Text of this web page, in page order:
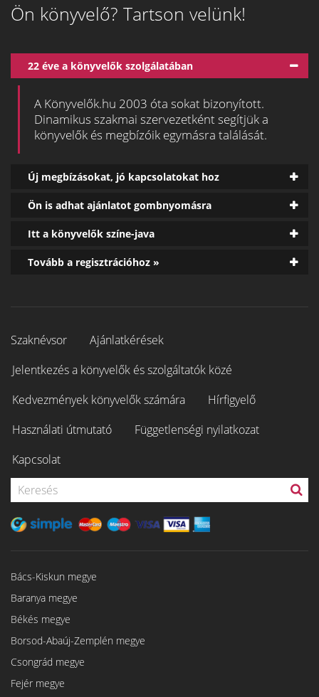
Ön könyvelő? Tartson velünk!
22 éve a könyvelők szolgálatában
A Könyvelők.hu 2003 óta sokat bizonyított.
Dinamikus szakmai szervezetként segítjük a
könyvelők és megbízóik egymásra találását.
Új megbízásokat, jó kapcsolatokat hoz
Ön is adhat ajánlatot gombnyomásra
Itt a könyvelők színe-java
Tovább a regisztrációhoz »
Szaknévsor
Ajánlatkérések
Jelentkezés a könyvelők és szolgáltatók közé
Kedvezmények könyvelők számára
Hírfigyelő
Használati útmutató
Függetlenségi nyilatkozat
Kapcsolat
Bács-Kiskun megye
Baranya megye
Békés megye
Borsod-Abaúj-Zemplén megye
Csongrád megye
Fejér megye